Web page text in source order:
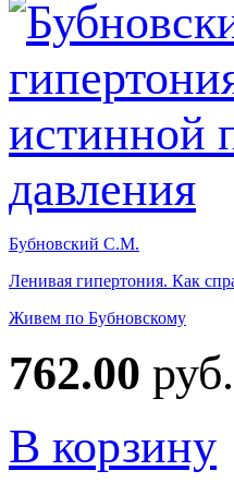
Бубновский С.М.
Ленивая гипертония. Как
Живем по Бубновскому
762.00 руб.
В корзину